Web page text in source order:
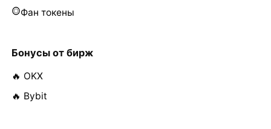
Фан токены
Бонусы от бирж
🔥 OKX
🔥 Bybit